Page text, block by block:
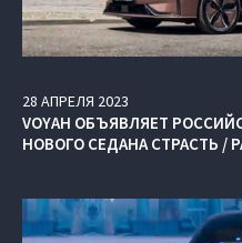
28 АПРЕЛЯ 2023
VOYAH ОБЪЯВЛЯЕТ
НОВОГО СЕДАНА СТРАСТЬ /